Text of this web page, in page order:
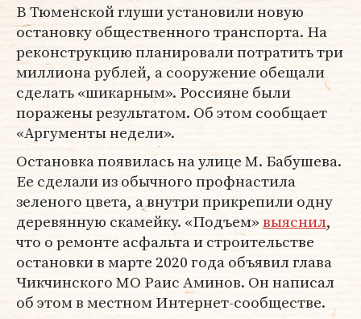
В Тюменской глуши установили новую
остановку общественного транспорта. На
реконструкцию планировали потратить три
миллиона рублей, а сооружение обещали
сделать «шикарным». Россияне были
поражены результатом. Об этом сообщает
«Аргументы недели».
Остановка появилась на улице М. Бабушева.
Ее сделали из обычного профнастила
зеленого цвета, а внутри прикрепили одну
деревянную скамейку. «Подъем»выяснил,
что о ремонте асфальта и строительстве
остановки в марте 2020 года объявил глава
Чикчинского МО Раис Аминов. Он написал
об этом в местном Интернет-сообществе.